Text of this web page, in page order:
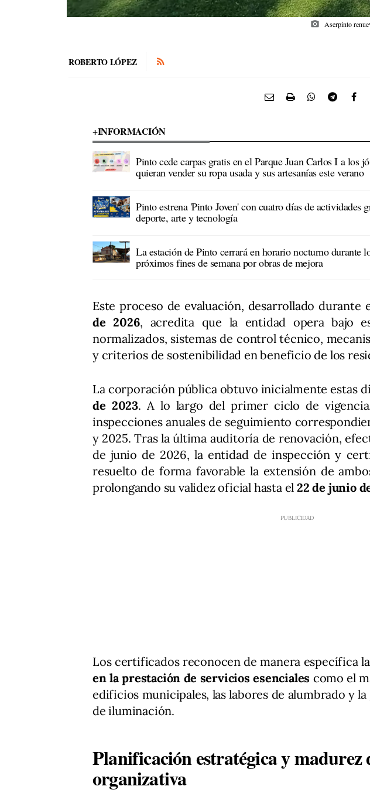
photo_camera Aserpinto
ROBERTO LÓPEZ
+INFORMACIÓN
Pinto cede carpas gratis en el Parque Juan Carlos I a los
quieran vender su ropa usada y sus artesanías este verano
Pinto estrena 'Pinto Joven' con cuatro días de actividades
deporte, arte y tecnología
La estación de Pinto cerrará en horario nocturno durante
próximos fines de semana por obras de mejora
Este proceso de evaluación, desarrollado durante
de 2026, acredita que la entidad opera bajo
normalizados, sistemas de control técnico,
y criterios de sostenibilidad en beneficio de los
La corporación pública obtuvo inicialmente estas
de 2023. A lo largo del primer ciclo de
inspecciones anuales de seguimiento
y 2025. Tras la última auditoría de renovación,
de junio de 2026, la entidad de inspección y
resuelto de forma favorable la extensión de
prolongando su validez oficial hasta el 22 de junio
Los certificados reconocen de manera específica la
en la prestación de servicios esenciales como el
edificios municipales, las labores de alumbrado y
de iluminación.
Planificación estratégica y madurez
organizativa